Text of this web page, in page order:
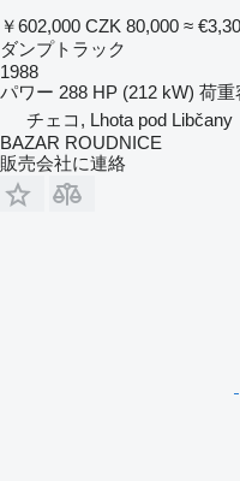
￥602,000 CZK 80,000 ≈
ダンプトラック
1988
パワー 288 HP (212 kW) 荷重
チェコ, Lhota pod Libčany
BAZAR ROUDNICE
販売会社に連絡